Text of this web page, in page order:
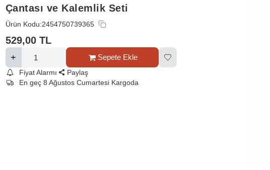
Çantası ve Kalemlik Seti
Ürün Kodu:2454750739365
529,00 TL
Sepete Ekle
Fiyat Alarmı
Paylaş
En geç 8 Ağustos Cumartesi Kargoda